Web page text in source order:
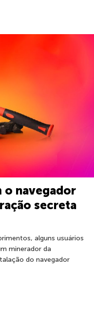
o navegador
secreta
alguns usuários
minerador da
do navegador